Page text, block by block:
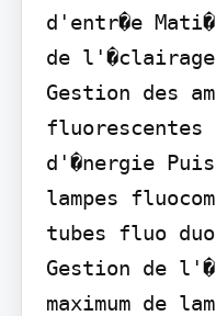
d'entr�e
de l'�clairage
Gestion des
fluorescentes
d'�nergie
lampes
tubes fluo
Gestion de
maximum de